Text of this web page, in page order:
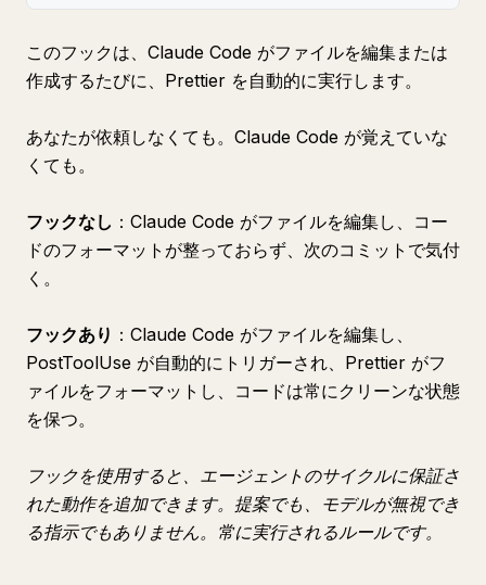
このフックは、Claude Code がファイルを編集または
作成するたびに、Prettier を自動的に実行します。
あなたが依頼しなくても。Claude Code が覚えていな
くても。
フックなし ：Claude Code がファイルを編集し、コー
ドのフォーマットが整っておらず、次のコミットで気付
く。
フックあり ：Claude Code がファイルを編集し、
PostToolUse が自動的にトリガーされ、Prettier がフ
ァイルをフォーマットし、コードは常にクリーンな状態
を保つ。
フックを使用すると、エージェントのサイクルに保証さ
れた動作を追加できます。提案でも、モデルが無視でき
る指示でもありません。常に実行されるルールです。